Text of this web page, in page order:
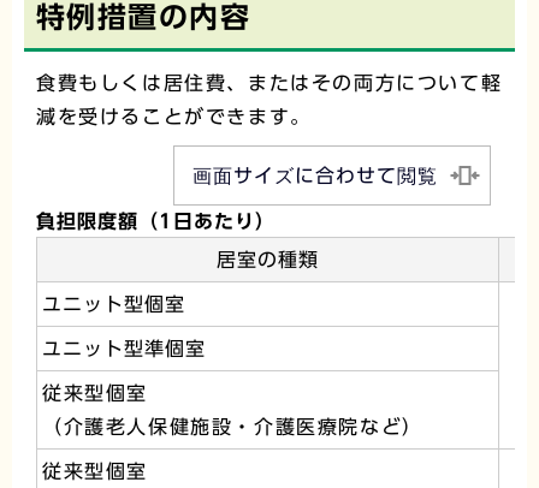
特例措置の内容
食費もしくは居住費、またはその両方について軽
減を受けることができます。
画面サイズに合わせて閲覧
負担限度額（1日あたり）
居室の種類
ユニット型個室
ユニット型準個室
従来型個室
（介護老人保健施設・介護医療院など）
従来型個室